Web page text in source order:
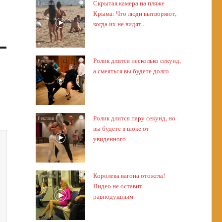
i
Скрытая камера на пляже
Крыма: Что люди вытворяют,
когда их не видят...
i
Ролик длится несколько секунд,
а смеяться вы будете долго
i
Ролик длится пару секунд, но
вы будете в шоке от
увиденного
i
Королева вагона отожгла!
Видео не оставит
равнодушным